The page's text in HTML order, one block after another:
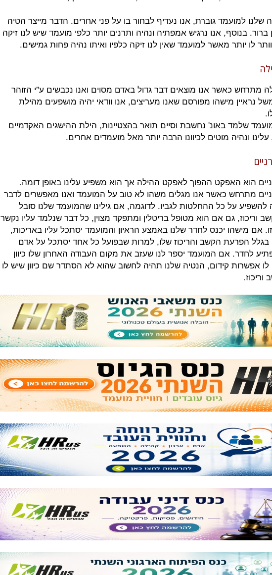
שלנו למועמד גוברת, אנו נעדיף לבחור בו על פני אחרים. הדבר מייצר הטיה
ברור. בנוסף, אנו נרגיש אמפתיה ונהיה ותרנים יותר כלפי מועמד שיש לנו זיקה
לו יותר מאשר למועמד שאין לנו זיקה כלפיו ואיתו נהיה פחות גמישים.
מתרחש כאשר אנו מוצאים דבר גדול באדם מסוים ואנו נכבשים ע"י הזוהר
נראיין מישהו מפורסם שאנו מעריצים, אנו וודאי יהיה מושפעים מהילת
שלמד באונ' נחשבת וסיים תואר בהצטיינות, הילת ההישגים האקדמיים
ונהיה מוטים לכיוונו הרבה יותר מאל מועמדים אחרים.
הוא האפקט ההפוך לאפקט ההילה אך הוא משפיע עלינו באופן דומה.
מתרחש כאשר אנו מגלים משהו לא טוב על המועמד ואנו מאפשרים לדבר
להשפיע על כל ההחלטות לגביו. לדוגמה, אם גילינו שהמועמד שלנו סובל
וריכוז, גם אם הוא מטופל בריטלין ומתפקד מצוין, כל דבר שנלמד עליו נקשר
אם מישהו יכנס לחדר שלנו באמצע הראיון והמועמד יסתכל עליו באריכות,
בגלל הפרעת הקשב והריכוז שלו, למרות שבפועל כל אחד יסתכל על אדם
לחדר. אם המועמד יספר לנו שעזב את מקום העבודה האחרון שלו כיוון
אפשרות קידום, הנטיה שלנו תהיה לחשוב שהוא לא הסתדר שם כיוון שיש לו